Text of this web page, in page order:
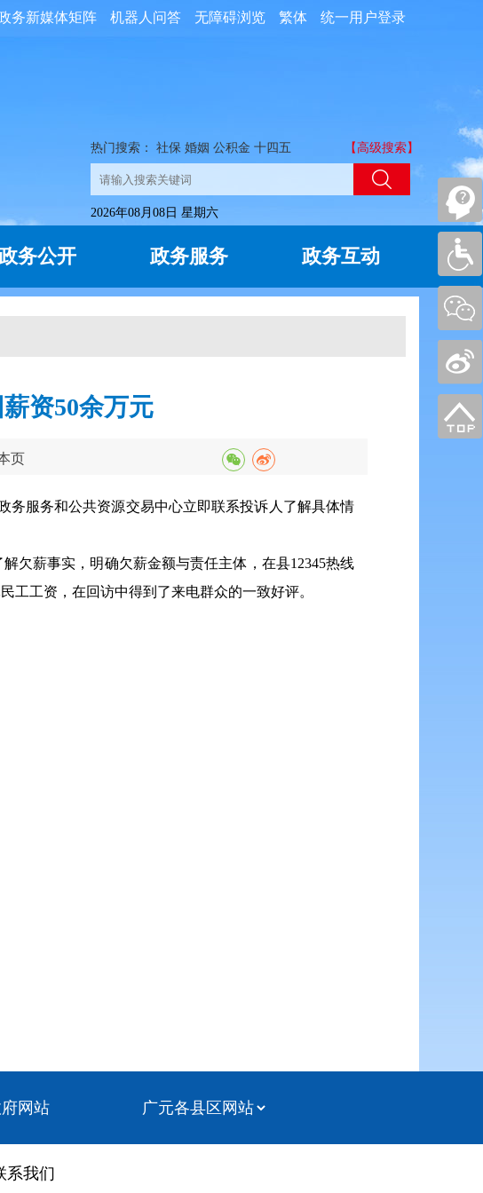
统一用户登录
繁体
无障碍浏览
机器人问答
务新媒体矩阵
热门搜索： 社保 婚姻 公积金 十四五 【高级搜索】
2026年08月08日 星期六
务公开 政务服务 政务互动
资50余万元
页
务服务和公共资源交易中心立即联系投诉人了解具体情
欠薪事实，明确欠薪金额与责任主体，在县12345热线
工工资，在回访中得到了来电群众的一致好评。
网站
系我们